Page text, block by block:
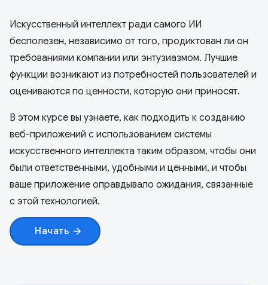
Искусственный интеллект ради самого ИИ
бесполезен, независимо от того, продиктован ли он
требованиями компании или энтузиазмом. Лучшие
функции возникают из потребностей пользователей и
оцениваются по ценности, которую они приносят.
В этом курсе вы узнаете, как подходить к созданию
веб-приложений с использованием системы
искусственного интеллекта таким образом, чтобы они
были ответственными, удобными и ценными, и чтобы
ваше приложение оправдывало ожидания, связанные
с этой технологией.
Начать arrow_forward